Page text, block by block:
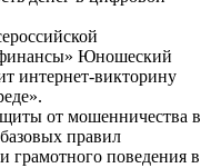
финансы» Юношеский
интернет-викторину
от мошенничества в
правил
грамотного поведения в